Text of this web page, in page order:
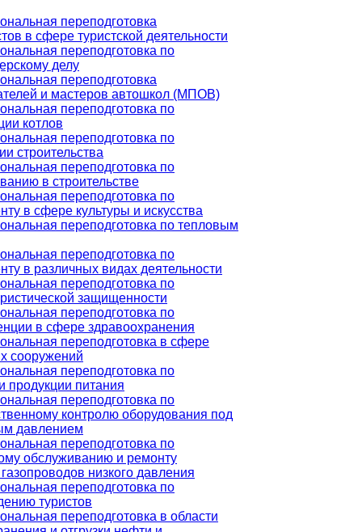
переподготовка
в сфере туристской деятельности
переподготовка по
делу
переподготовка
и мастеров автошкол (МПОВ)
переподготовка по
котлов
переподготовка по
строительства
переподготовка по
в строительстве
переподготовка по
в сфере культуры и искусства
переподготовка по тепловым
переподготовка по
в различных видах деятельности
переподготовка по
защищенности
переподготовка по
в сфере здравоохранения
переподготовка в сфере
сооружений
переподготовка по
продукции питания
переподготовка по
контролю оборудования под
давлением
переподготовка по
обслуживанию и ремонту
низкого давления
переподготовка по
туристов
переподготовка в области